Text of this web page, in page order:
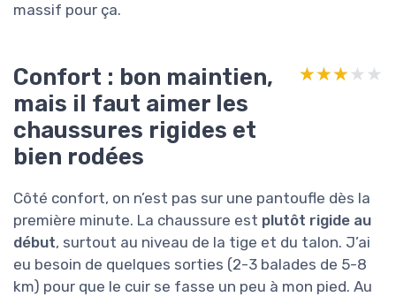
massif pour ça.
Confort : bon maintien,
mais il faut aimer les
chaussures rigides et
bien rodées
★★★★★
★★★★★
Côté confort, on n’est pas sur une pantoufle dès la
première minute. La chaussure est plutôt rigide au
début, surtout au niveau de la tige et du talon. J’ai
eu besoin de quelques sorties (2-3 balades de 5-8
km) pour que le cuir se fasse un peu à mon pied. Au